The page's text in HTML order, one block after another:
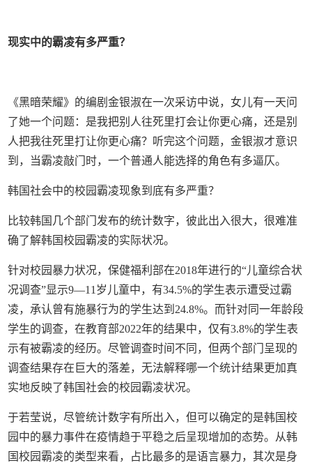
现实中的霸凌有多严重？
《黑暗荣耀》的编剧金银淑在一次采访中说，女儿有一天问
了她一个问题：是我把别人往死里打会让你更心痛，还是别
人把我往死里打让你更心痛？听完这个问题，金银淑才意识
到，当霸凌敲门时，一个普通人能选择的角色有多逼仄。
韩国社会中的校园霸凌现象到底有多严重？
比较韩国几个部门发布的统计数字，彼此出入很大，很难准
确了解韩国校园霸凌的实际状况。
针对校园暴力状况，保健福利部在2018年进行的“儿童综合状
况调查”显示9—11岁儿童中，有34.5%的学生表示遭受过霸
凌，承认曾有施暴行为的学生达到24.8%。而针对同一年龄段
学生的调查，在教育部2022年的结果中，仅有3.8%的学生表
示有被霸凌的经历。尽管调查时间不同，但两个部门呈现的
调查结果存在巨大的落差，无法解释哪一个统计结果更加真
实地反映了韩国社会的校园霸凌状况。
于若莹说，尽管统计数字有所出入，但可以确定的是韩国校
园中的暴力事件在疫情趋于平稳之后呈现增加的态势。从韩
国校园霸凌的类型来看，占比最多的是语言暴力，其次是身